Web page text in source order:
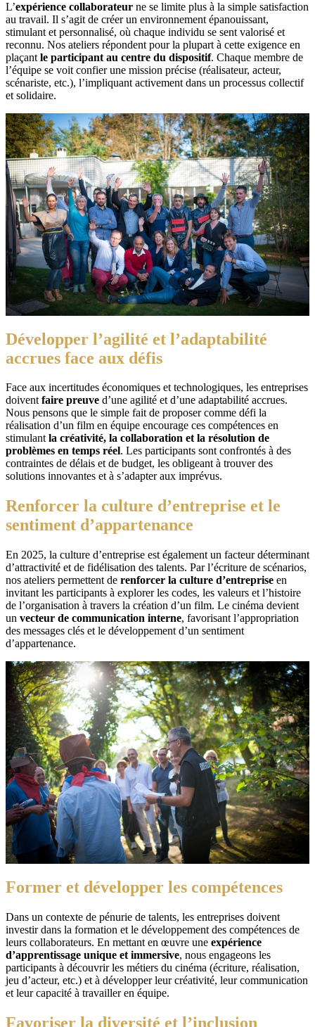
L’expérience collaborateur ne se limite plus à la simple satisfaction
au travail. Il s’agit de créer un environnement épanouissant,
stimulant et personnalisé, où chaque individu se sent valorisé et
reconnu. Nos ateliers répondent pour la plupart à cette exigence en
plaçant le participant au centre du dispositif. Chaque membre de
l’équipe se voit confier une mission précise (réalisateur, acteur,
scénariste, etc.), l’impliquant activement dans un processus collectif
et solidaire.
Développer l’agilité et l’adaptabilité
accrues face aux défis
Face aux incertitudes économiques et technologiques, les entreprises
doiventfaire preuve d’une agilité et d’une adaptabilité accrues.
Nous pensons que le simple fait de proposer comme défi la
réalisation d’un film en équipe encourage ces compétences en
stimulantla créativité, la collaboration et la résolution de
problèmes en temps réel. Les participants sont confrontés à des
contraintes de délais et de budget, les obligeant à trouver des
solutions innovantes et à s’adapter aux imprévus.
Renforcer la culture d’entreprise et le
sentiment d’appartenance
En 2025, la culture d’entreprise est également un facteur déterminant
d’attractivité et de fidélisation des talents. Par l’écriture de scénarios,
nos ateliers permettent de renforcer la culture d’entreprise en
invitant les participants à explorer les codes, les valeurs et l’histoire
de l’organisation à travers la création d’un film. Le cinéma devient
un vecteur de communication interne, favorisant l’appropriation
des messages clés et le développement d’un sentiment
d’appartenance.
Former et développer les compétences
Dans un contexte de pénurie de talents, les entreprises doivent
investir dans la formation et le développement des compétences de
leurs collaborateurs. En mettant en œuvre une expérience
d’apprentissage unique et immersive, nous engageons les
participants à découvrir les métiers du cinéma (écriture, réalisation,
jeu d’acteur, etc.) et à développer leur créativité, leur communication
et leur capacité à travailler en équipe.
Favoriser la diversité et l’inclusion